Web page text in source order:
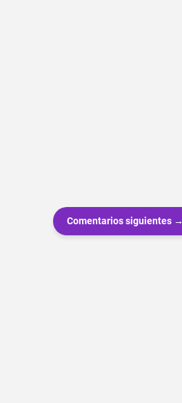
Comentarios siguientes →